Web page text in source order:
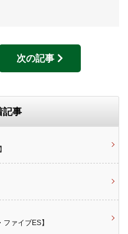
次の記事
記事
ァイブES】